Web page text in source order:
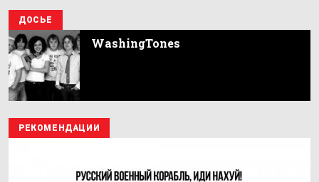
ДОСЬЕ
WashingTones
РЕКОМЕНДАЦИИ